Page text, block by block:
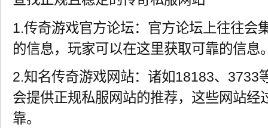
1.传奇游戏官方论坛：官方论坛上往往会
的信息，玩家可以在这里获取可靠的信息
2.知名传奇游戏网站：诸如18183、3733
会提供正规私服网站的推荐，这些网站经
靠。